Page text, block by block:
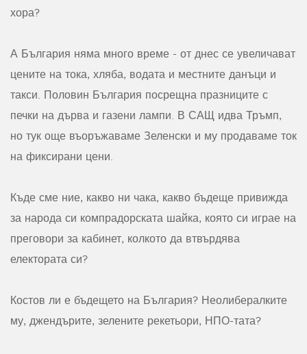
хора?
А България няма много време - от днес се увеличават
цените на тока, хляба, водата и местните данъци и
такси. Половин България посрещна празниците с
печки на дърва и газени лампи. В САЩ идва Тръмп,
но тук още въоръжаваме Зеленски и му продаваме ток
на фиксирани цени.
Къде сме ние, какво ни чака, какво бъдеще привижда
за народа си компрадорската шайка, която си играе на
преговори за кабинет, колкото да втвърдява
електората си?
Костов ли е бъдещето на България? Неолибералките
му, джендърите, зелените рекетьори, НПО-тата?